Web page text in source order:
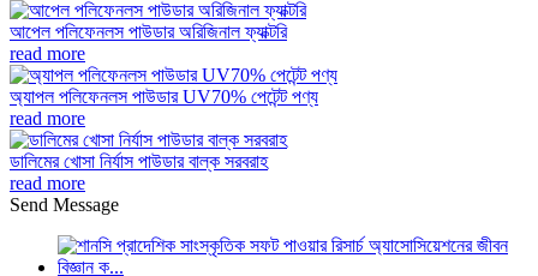
আপেল পলিফেনলস পাউডার অরিজিনাল ফ্যাক্টরি
read more
অ্যাপল পলিফেনলস পাউডার UV70% পেটেন্ট পণ্য
read more
ডালিমের খোসা নির্যাস পাউডার বাল্ক সরবরাহ
read more
Send Message